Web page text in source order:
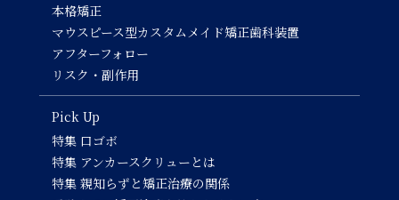
本格矯正
マウスピース型カスタムメイド矯正歯科装置
アフターフォロー
リスク・副作用
Pick Up
特集 口ゴボ
特集 アンカースクリューとは
特集 親知らずと矯正治療の関係